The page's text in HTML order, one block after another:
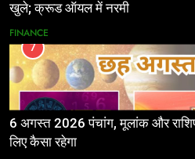
खुले; क्रूड ऑयल में नरमी
FINANCE
7
6 अगस्त 2026 पंचांग, मूलांक और
लिए कैसा रहेगा